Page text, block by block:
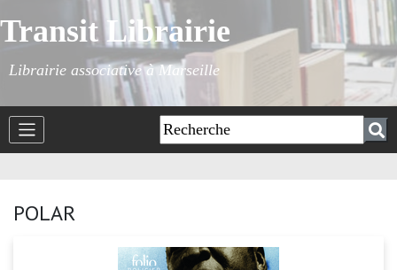
Transit Librairie
Librairie associative à Marseille
POLAR